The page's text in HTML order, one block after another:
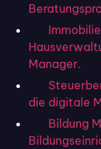
Manager.
die digitale
Bildung
Gebäude-
In den